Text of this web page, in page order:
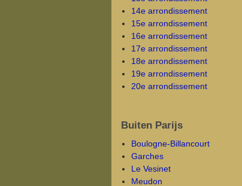
14e arrondissement
15e arrondissement
16e arrondissement
17e arrondissement
18e arrondissement
19e arrondissement
20e arrondissement
Buiten Parijs
Boulogne-Billancourt
Garches
Le Vesinet
Meudon